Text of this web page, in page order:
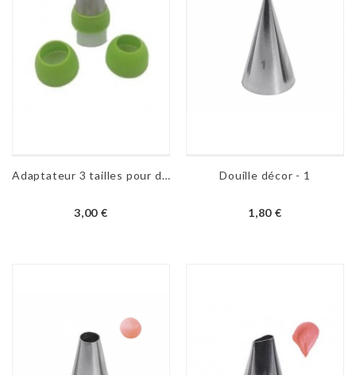
Adaptateur 3 tailles pour douille
3,00 €
Douille décor - 1
1,80 €